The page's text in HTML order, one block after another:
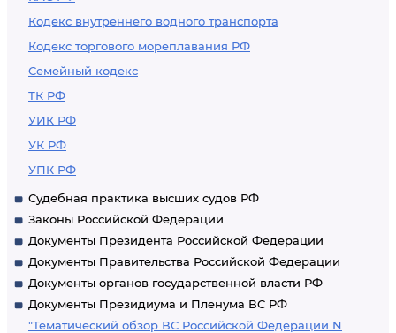
Кодекс внутреннего водного транспорта
Кодекс торгового мореплавания РФ
Семейный кодекс
ТК РФ
УИК РФ
УК РФ
УПК РФ
Судебная практика высших судов РФ
Законы Российской Федерации
Документы Президента Российской Федерации
Документы Правительства Российской Федерации
Документы органов государственной власти РФ
Документы Президиума и Пленума ВС РФ
"Тематический обзор ВС Российской Федерации N